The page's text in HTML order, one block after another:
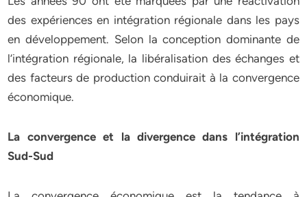
des expériences en intégration régionale dans les pays
en développement. Selon la conception dominante de
l’intégration régionale, la libéralisation des échanges et
des facteurs de production conduirait à la convergence
économique.
La convergence et la divergence dans l’intégration
Sud-Sud